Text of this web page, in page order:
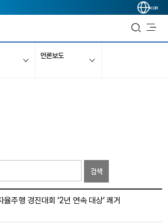
KOR
언론보도
검색
주행 경진대회 ‘2년 연속 대상’ 쾌거